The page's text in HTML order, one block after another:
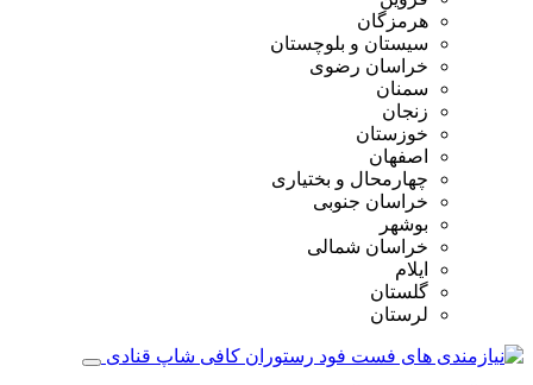
هرمزگان
سیستان و بلوچستان
خراسان رضوی
سمنان
زنجان
خوزستان
اصفهان
چهارمحال و بختیاری
خراسان جنوبی
بوشهر
خراسان شمالی
ایلام
گلستان
لرستان